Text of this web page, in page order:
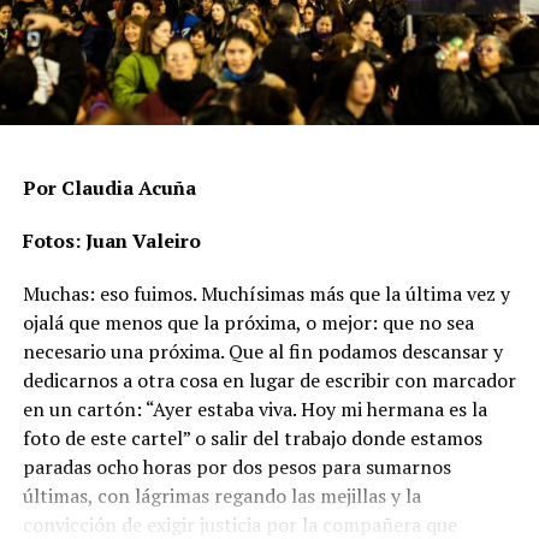
contra el derecho a la vida, que incluyen asesinatos,
suicidios o muertes vinculadas a condiciones
estructurales, mientras que casi dos tercios son
agresiones físicas que no terminaron en muerte. Rachid
aclara que hay un subregistro, “porque hay casos donde
relacionada a la posibilidad de un crimen de odio”.
En ese punto aparece uno de los datos más significativos
año y pasaron de 73 a 147 casos, un incremento del
101,4%.
Las muertes vinculadas a crímenes de odio se mantienen
altas y con un patrón sostenido. En 2024 se registraron
67 casos (17 asesinatos, 44 muertes por violencia
estructural y 6 suicidios), mientras que en 2025 la cifra
ascendió a 80 (16 asesinatos, 53 muertes por violencia
estructural y 11 suicidios), es decir, un aumento del
Por Claudia Acuña
Fotos: Juan Valeiro
Muchas: eso fuimos. Muchísimas más que la última vez y
ojalá que menos que la próxima, o mejor: que no sea
necesario una próxima. Que al fin podamos descansar y
dedicarnos a otra cosa en lugar de escribir con marcador
en un cartón: “Ayer estaba viva. Hoy mi hermana es la
foto de este cartel” o salir del trabajo donde estamos
paradas ocho horas por dos pesos para sumarnos
últimas, con lágrimas regando las mejillas y la
convicción de exigir justicia por la compañera que